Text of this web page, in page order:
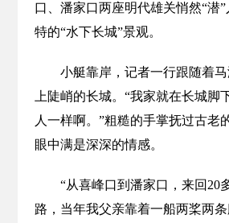
口、潘家口两座明代雄关悄然“潜
特的“水下长城”景观。
小艇靠岸，记者一行跟随着马
上陡峭的长城。“我家就在长城脚
人一样啊。”粗糙的手掌抚过古老
眼中满是深深的情感。
“从喜峰口到潘家口，来回20
路，当年我父亲靠着一船两桨两